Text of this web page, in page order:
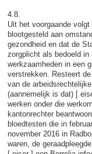
4.8.
Uit het voorgaande
blootgesteld aan
gezondheid en dat de
zorgplicht als bedoeld
werkzaamheden in een
verstrekken. Resteert
van de
(aannemelijk is dat) [
werken onder die
kantonrechter
bloedtesten die in
november 2016 in
waren, de